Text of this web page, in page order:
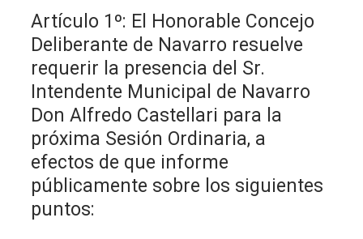
Artículo 1º: El Honorable Concejo
Deliberante de Navarro resuelve
requerir la presencia del Sr.
Intendente Municipal de Navarro
Don Alfredo Castellari para la
próxima Sesión Ordinaria, a
efectos de que informe
públicamente sobre los siguientes
puntos: